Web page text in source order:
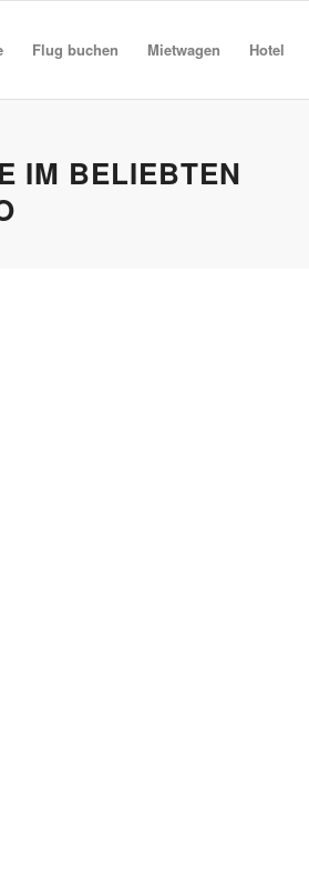
Flug buchen Mietwagen Hotel
IM BELIEBTEN